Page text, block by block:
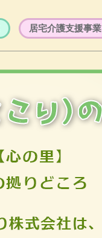
居宅介護支援事業